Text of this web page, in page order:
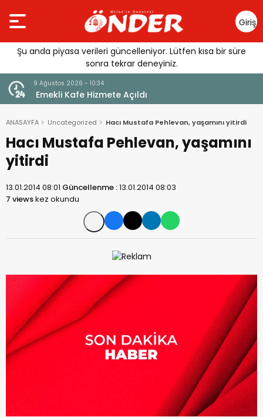
Giriş
Yap
Şu anda piyasa verileri güncelleniyor. Lütfen kısa bir süre
sonra tekrar deneyiniz.
9 Ağustos 2026 - 10:34
Emekli Kafe Hizmete Açıldı
ANASAYFA Uncategorized Hacı Mustafa Pehlevan, yaşamını yitirdi
Hacı Mustafa Pehlevan, yaşamını
yitirdi
13.01.2014 08:01 Güncellenme :13.01.2014 08:03
7 viewskez okundu